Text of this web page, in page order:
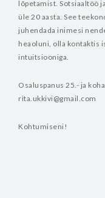
lõpetamist. Sotsiaaltöö
üle 20 aasta. See
juhendada inimesi
heaoluni, olla kontaktis
intuitsiooniga.
Osaluspanus 25.- ja
rita.ukkivi@gmail.com
Kohtumiseni!